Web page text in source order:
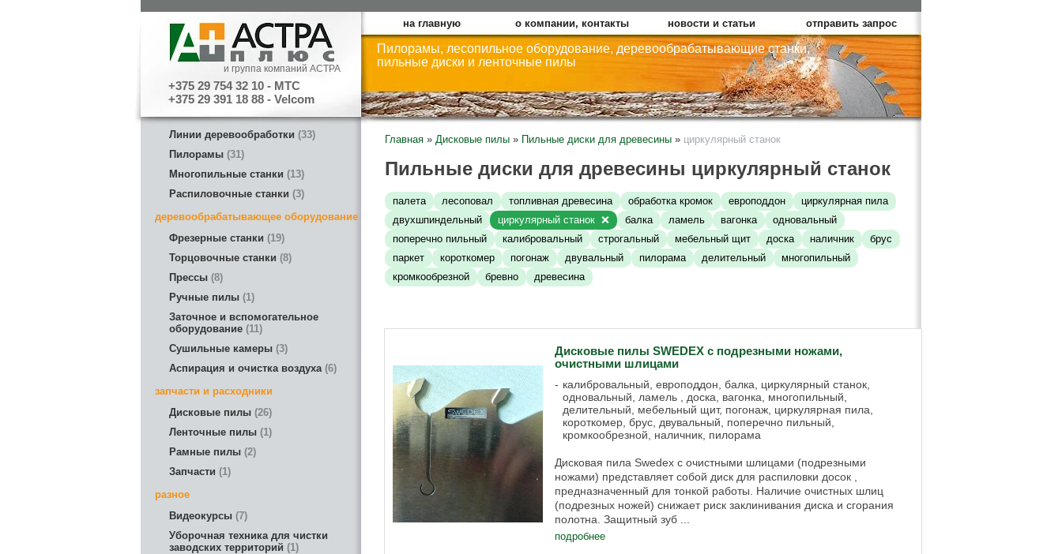
и группа компаний АСТРА
+375 29 754 32 10 - МТС
+375 29 391 18 88 - Velcom
на главную о компании, контакты новости и статьи отправить запрос
Пилорамы, лесопильное оборудование, деревообрабатывающие станки,
пильные диски и ленточные пилы
Линии деревообработки 33
Пилорамы 31
Многопильные станки
13
Распиловочные станки 3
деревообрабатывающее оборудование
Фрезерные станки
19
Торцовочные станки 8
Прессы 8
Ручные пилы 1
Заточное и вспомогательное
оборудование 11
Сушильные камеры 3
Аспирация и очистка воздуха 6
запчасти и расходники
Дисковые пилы 26
Ленточные пилы 1
Рамные пилы 2
Запчасти
1
разное
Видеокурсы 7
Уборочная техника для чистки
заводских территорий
1
Главная » Дисковые пилы » Пильные диски для древесины » циркулярный станок
Пильные диски для древесины циркулярный станок
палета лесоповал топливная древесина обработка кромок европоддон
циркулярная пила
двухшпиндельный
циркулярный станок балка ламель вагонка
одновальный
поперечно пильный
калибровальный строгальный мебельный щит доска наличник
брус
паркет
короткомер погонаж двувальный пилорама делительный
многопильный
кромкообрезной
бревно древесина
Дисковые пилы SWEDEX с подрезными ножами,
очистными шлицами
калибровальный, европоддон, балка, циркулярный станок,
одновальный, ламель , доска, вагонка, многопильный,
делительный, мебельный щит, погонаж, циркулярная пила,
короткомер, брус, двувальный, поперечно пильный,
кромкообрезной, наличник, пилорама
Дисковая пила Swedex с очистными шлицами (подрезными
ножами) представляет собой диск для распиловки досок ,
предназначенный для тонкой работы. Наличие очистных шлиц
(подрезных ножей) снижает риск заклинивания диска и сгорания
полотна. Защитный зуб ...
подробнее